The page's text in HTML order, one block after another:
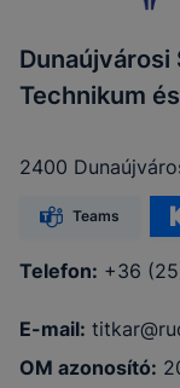
Dunaújvárosi
Technikum
2400
Teams
Telefon: +36
E-mail:
OM azonosító: